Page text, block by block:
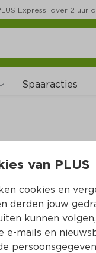
Express: over 2 uur
Spaaracties
van PLUS
cookies en
derden jouw
kunnen
e-mails en